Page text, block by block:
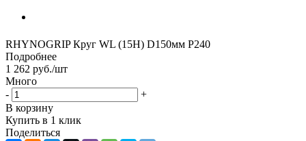
RHYNOGRIP Круг WL (15H) D150мм Р240
Подробнее
1 262 руб./шт
Много
-
+
В корзину
Купить в 1 клик
Поделиться